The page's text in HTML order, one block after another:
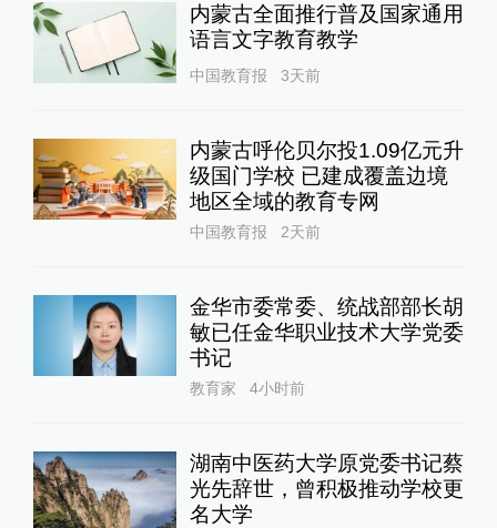
内蒙古全面推行普及国家通用
语言文字教育教学
中国教育报 3天前
内蒙古呼伦贝尔投1.09亿元升
级国门学校 已建成覆盖边境
地区全域的教育专网
中国教育报 2天前
金华市委常委、统战部部长胡
敏已任金华职业技术大学党委
书记
教育家 4小时前
湖南中医药大学原党委书记蔡
光先辞世，曾积极推动学校更
名大学